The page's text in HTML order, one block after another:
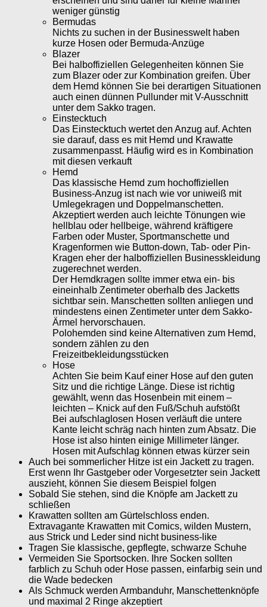
weniger günstig
Bermudas
Nichts zu suchen in der Businesswelt haben
kurze Hosen oder Bermuda-Anzüge
Blazer
Bei halboffiziellen Gelegenheiten können Sie
zum Blazer oder zur Kombination greifen. Über
dem Hemd können Sie bei derartigen Situationen
auch einen dünnen Pullunder mit V-Ausschnitt
unter dem Sakko tragen.
Einstecktuch
Das Einstecktuch wertet den Anzug auf. Achten
sie darauf, dass es mit Hemd und Krawatte
zusammenpasst. Häufig wird es in Kombination
mit diesen verkauft
Hemd
Das klassische Hemd zum hochoffiziellen
Business-Anzug ist nach wie vor uniweiß mit
Umlegekragen und Doppelmanschetten.
Akzeptiert werden auch leichte Tönungen wie
hellblau oder hellbeige, während kräftigere
Farben oder Muster, Sportmanschette und
Kragenformen wie Button-down, Tab- oder Pin-
Kragen eher der halboffiziellen Businesskleidung
zugerechnet werden.
Der Hemdkragen sollte immer etwa ein- bis
eineinhalb Zentimeter oberhalb des Jacketts
sichtbar sein. Manschetten sollten anliegen und
mindestens einen Zentimeter unter dem Sakko-
Ärmel hervorschauen.
Polohemden sind keine Alternativen zum Hemd,
sondern zählen zu den
Freizeitbekleidungsstücken
Hose
Achten Sie beim Kauf einer Hose auf den guten
Sitz und die richtige Länge. Diese ist richtig
gewählt, wenn das Hosenbein mit einem –
leichten – Knick auf den Fuß/Schuh aufstößt
Bei aufschlaglosen Hosen verläuft die untere
Kante leicht schräg nach hinten zum Absatz. Die
Hose ist also hinten einige Millimeter länger.
Hosen mit Aufschlag können etwas kürzer sein
Auch bei sommerlicher Hitze ist ein Jackett zu tragen.
Erst wenn Ihr Gastgeber oder Vorgesetzter sein Jackett
auszieht, können Sie diesem Beispiel folgen
Sobald Sie stehen, sind die Knöpfe am Jackett zu
schließen
Krawatten sollten am Gürtelschloss enden.
Extravagante Krawatten mit Comics, wilden Mustern,
aus Strick und Leder sind nicht business-like
Tragen Sie klassische, gepflegte, schwarze Schuhe
Vermeiden Sie Sportsocken. Ihre Socken sollten
farblich zu Schuh oder Hose passen, einfarbig sein und
die Wade bedecken
Als Schmuck werden Armbanduhr, Manschettenknöpfe
und maximal 2 Ringe akzeptiert